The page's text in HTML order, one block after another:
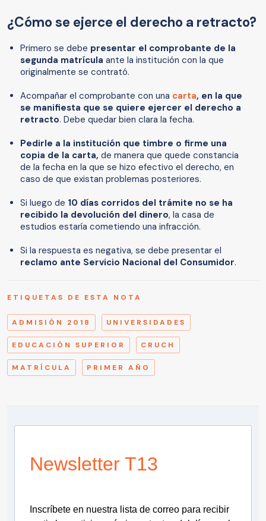
¿Cómo se ejerce el derecho a retracto?
Primero se debe presentar el comprobante de la
segunda matrícula ante la institución con la que
originalmente se contrató.
Acompañar el comprobante con una carta, en la que
se manifiesta que se quiere ejercer el derecho a
retracto. Debe quedar bien clara la fecha.
Pedirle a la institución que timbre o firme una
copia de la carta, de manera que quede constancia
de la fecha en la que se hizo efectivo el derecho, en
caso de que existan problemas posteriores.
Si luego de 10 días corridos del trámite no se ha
recibido la devolución del dinero, la casa de
estudios estaría cometiendo una infracción.
Si la respuesta es negativa, se debe presentar el
reclamo ante Servicio Nacional del Consumidor.
ETIQUETAS DE ESTA NOTA
ADMISIÓN 2018 UNIVERSIDADES
EDUCACIÓN SUPERIOR CRUCH
MATRÍCULA PRIMER AÑO
Newsletter T13
Inscríbete en nuestra lista de correo para recibir